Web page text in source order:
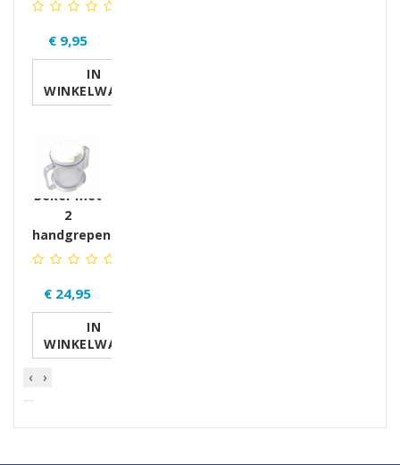
€ 9,95
IN
WINKELWAGEN
Beker met
2
handgrepen
€ 24,95
IN
WINKELWAGEN
‹
›